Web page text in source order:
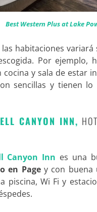
Best Western Plus at Lake
habitaciones
Por ejemplo,
cocina y sala de estar
sencillas y tienen lo
CANYON INN,
Canyon Inn es una
en Pagey con buena
piscina, Wi Fi y